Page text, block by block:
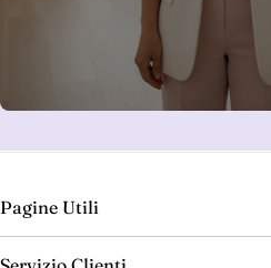
Pagine Utili